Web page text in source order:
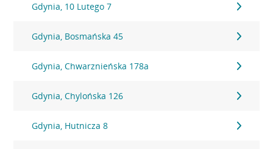
Gdynia, 10 Lutego 7
Gdynia, Bosmańska 45
Gdynia, Chwarznieńska 178a
Gdynia, Chylońska 126
Gdynia, Hutnicza 8